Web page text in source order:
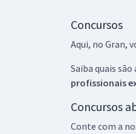
Concursos
Aqui, no Gran,
Saiba quais
profissionais
Concursos
Conte com a